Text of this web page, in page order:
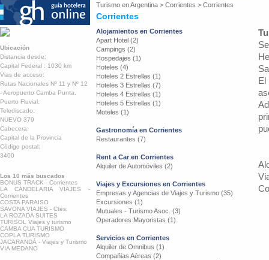
Turismo enArgentina > Corrientes > Corrientes
Corrientes
Ubicación
Distancia desde:
Capital Federal : 1030 km
Vias de acceso:
Rutas Nacionales Nº 11 y Nº 12
- Aeropuerto Camba Punta.
Puerto Fluvial.
Telediscado:
NUEVO 379
Cabecera:
Capital de la Provincia
Código postal:
3400
Los 10 más buscados
BONUS TRACK - Corrientes
LA CANDELARIA VIAJES -
Corrientes
COSTA PARAISO
SAVONA VIAJES - Ctes.
LA ROZADA SUITES
TURISOL Viajes y turismo
CAMBA CUA TURISMO
COPLA TURISMO
JACARANDÁ - Viajes y Turismo
VIA MEDANO
Alojamientos en Corrientes
Apart Hotel (2)
Campings (2)
Hospedajes (1)
Hoteles (4)
Hoteles 2 Estrellas (1)
Hoteles 3 Estrellas (7)
Hoteles 4 Estrellas (1)
Hoteles 5 Estrellas (1)
Moteles (1)
Gastronomía en Corrientes
Restaurantes (7)
Rent a Car en Corrientes
Alquiler de Automóviles (2)
Viajes y Excursiones en Corrientes
Empresas y Agencias de Viajes y Turismo (35)
Excursiones (1)
Mutuales - Turismo Asoc. (3)
Operadores Mayoristas (1)
Servicios en Corrientes
Alquiler de Omnibus (1)
Compañias Aéreas (2)
El